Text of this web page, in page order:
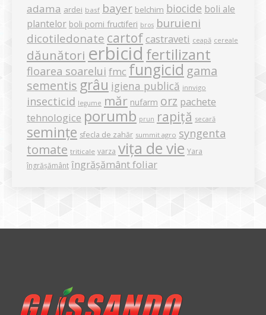
adama ardei basf bayer belchim biocide boli ale
plantelor boli pomi fructiferi bros buruieni
dicotiledonate cartof castraveti ceapă cereale
dăunători erbicid fertilizant
floarea soarelui fmc fungicid gama
sementis grâu igiena publică innvigo
insecticid legume măr nufarm orz pachete
tehnologice porumb prun rapiță secară
semințe sfecla de zahăr summit agro syngenta
tomate triticale varza vița de vie Yara
îngrășământ îngrășământ foliar